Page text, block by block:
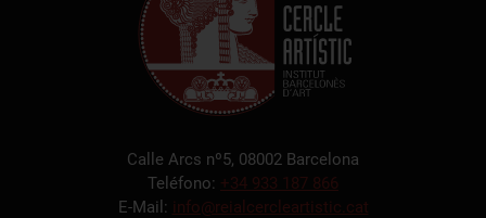
Calle Arcs nº5, 08002 Barcelona
Teléfono: +34 933 187 866
E-Mail: info@reialcercleartistic.cat